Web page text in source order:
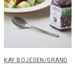
KAY BOJESEN/GRAND